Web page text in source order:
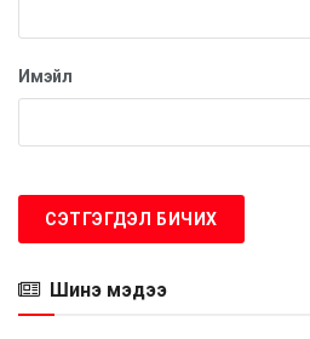
ажлаа хүлээлгэж өгөөрэй.
Имэйл
Шинэ мэдээ